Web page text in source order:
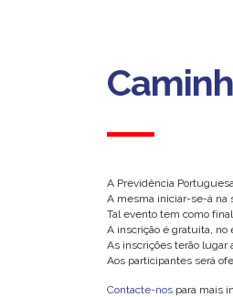
A Previdência
A mesma iniciar-se-á na
Tal evento tem como
A inscrição é gratuita, no
As inscrições terão lugar
Aos participantes será
Contacte-nos para mais